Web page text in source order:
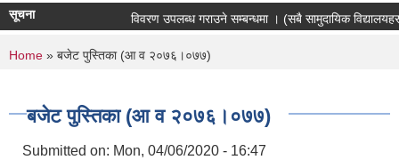
सूचना विवरण उपलब्ध गराउने सम्बन्धमा । (सबै सामुदायिक विद्यालयहरु)
You are here
Home » बजेट पुस्तिका (आ व २०७६।०७७)
बजेट पुस्तिका (आ व २०७६।०७७)
Submitted on: Mon, 04/06/2020 - 16:47